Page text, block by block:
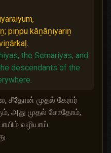
piṉpu kāṉāṉiyariṉ
the Semariyas, and
descendants of the
சீதோன் முதல் கேரார்
அது முதல் சோதோம்,
வழியாய்